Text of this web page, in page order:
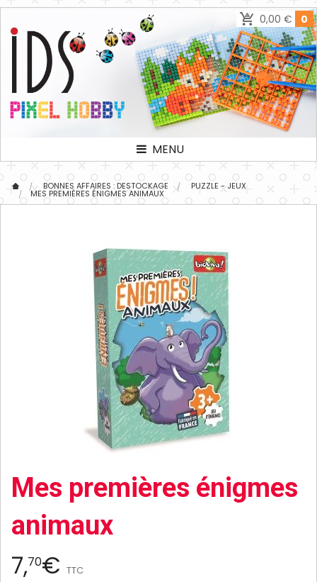
0,00 € 0
MENU
BONNES AFFAIRES : DESTOCKAGE PUZZLE - JEUX
MES PREMIÈRES ÉNIGMES ANIMAUX
Mes premières énigmes
animaux
7,70€ TTC